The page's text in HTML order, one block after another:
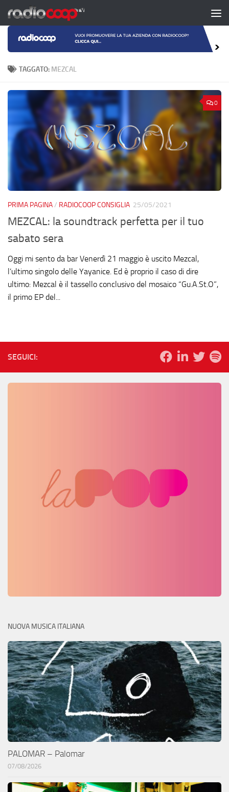
Salta al contenuto
TAGGATO: MEZCAL
0
PRIMA PAGINA/ RADIOCOOP CONSIGLIA 25/05/2021
MEZCAL: la soundtrack perfetta per il tuo
sabato sera
Oggi mi sento da bar Venerdì 21 maggio è uscito Mezcal,
l’ultimo singolo delle Yayanice. Ed è proprio il caso di dire
ultimo: Mezcal è il tassello conclusivo del mosaico “Gu.A.St.O”,
il primo EP del...
SEGUICI:
NUOVA MUSICA ITALIANA
PALOMAR – Palomar
07/08/2026